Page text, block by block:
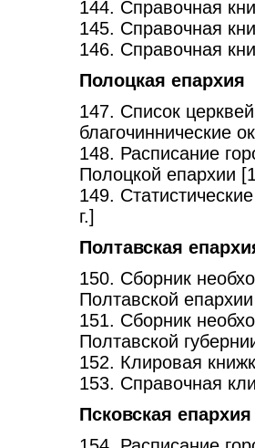
144. Справочная
145. Справочная
146. Справочная
Полоцкая епархия
147. Список
благочиннические
148. Расписание
Полоцкой епархии
149.
г.]
Полтавская
150. Сборник
Полтавской
151. Сборник
Полтавской
152. Клировая
153. Справочная
Псковская епархия